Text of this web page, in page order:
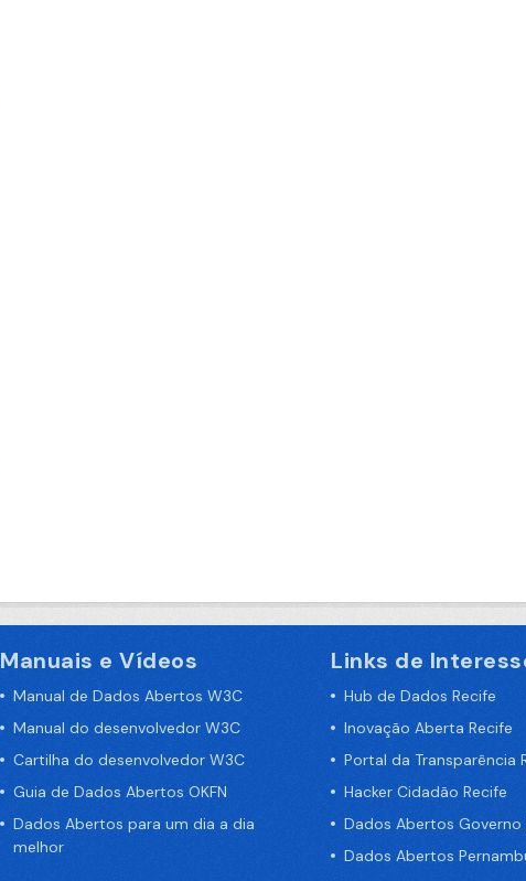
Manuais e Vídeos
Manual de Dados Abertos W3C
Manual do desenvolvedor W3C
Cartilha do desenvolvedor W3C
Guia de Dados Abertos OKFN
Dados Abertos para um dia a dia
melhor
Links de
Hub de Dados Recife
Inovação Aberta Recife
Portal da Transparência
Hacker Cidadão Recife
Dados Abertos Governo
Dados Abertos